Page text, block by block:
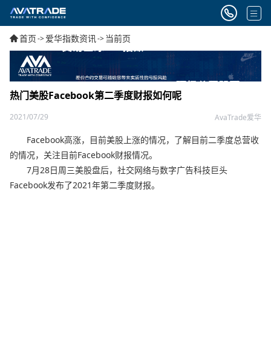
首页->爱华指数资讯-> 当前页
热门美股Facebook第二季度财报如何呢
2021/07/29 AvaTrade爱华
Facebook高涨，目前美股上涨的情况，了解目前二季度总营收
的情况，关注目前Facebook财报情况。
7月28日周三美股盘后，社交网络与数字广告科技巨头
Facebook发布了2021年第二季度财报。